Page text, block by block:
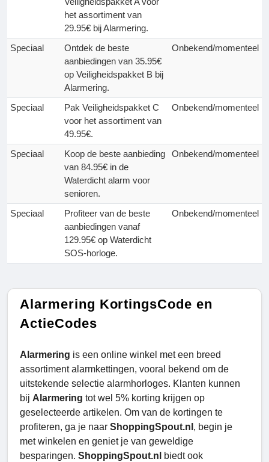
het assortiment van
29.95€ bij Alarmering.
Speciaal
Ontdek de beste
aanbiedingen van 35.95€
op Veiligheidspakket B bij
Alarmering.
Onbekend/momenteel
Speciaal
Pak Veiligheidspakket C
voor het assortiment van
49.95€.
Onbekend/momenteel
Speciaal
Koop de beste aanbieding
van 84.95€ in de
Waterdicht alarm voor
senioren.
Onbekend/momenteel
Speciaal
Profiteer van de beste
aanbiedingen vanaf
129.95€ op Waterdicht
SOS-horloge.
Onbekend/momenteel
Alarmering KortingsCode en
ActieCodes
Alarmering is een online winkel met een breed
assortiment alarmkettingen, vooral bekend om de
uitstekende selectie alarmhorloges. Klanten kunnen
bij Alarmering tot wel 5% korting krijgen op
geselecteerde artikelen. Om van de kortingen te
profiteren, ga je naar ShoppingSpout.nl , begin je
met winkelen en geniet je van geweldige
besparingen. ShoppingSpout.nl
biedt ook